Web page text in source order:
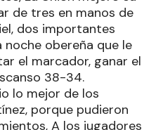
de tres en manos de
dos importantes
noche obereña que le
el marcador, ganar el
38-34.
lo mejor de los
porque pudieron
A los jugadores